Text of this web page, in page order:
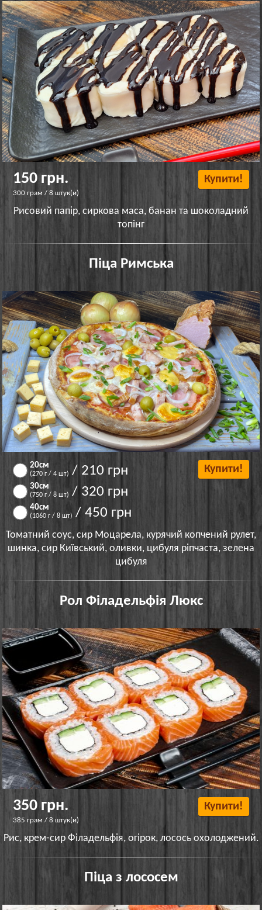
150 грн.
300 грам / 8 штук(и)
Купити!
Рисовий папір, сиркова маса, банан та шоколадний
топінг
Піца Римська
20см
(270 г / 4 шт) / 210 грн
30cм
(750 г / 8 шт) / 320 грн
40см
(1060 г / 8 шт) / 450 грн
Купити!
Томатний соус, сир Моцарела, курячий копчений рулет,
шинка, сир Київський, оливки, цибуля ріпчаста, зелена
цибуля
Рол Філадельфія Люкс
350 грн.
385 грам / 8 штук(и)
Купити!
Рис, крем-сир Філадельфія, огірок, лосось охолоджений.
Піца з лососем